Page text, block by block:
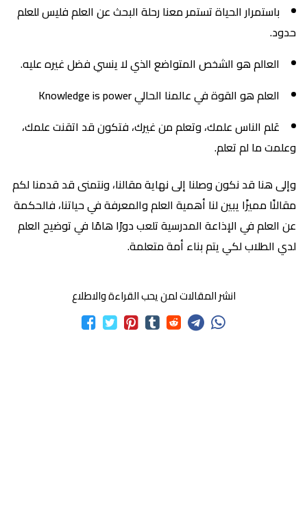
باستمرار الحياة تستمر معنا رحلة البحث عن العلم فليس للعلم
حدود.
العالم هو الشخص المتواضع الذي لا ينسي فضل غيره عليه.
العلم هو القوة في عالمنا الحالي Knowledge is power
عَلم الناس علمك، وتعلم من غيرك، فتكون قد اتقنت علمك،
وعلمت ما لم تعلم.
وإلى هنا قد نكون وصلنا إلى نهاية مقالنا، ونتمنى قد قدمنا لكم
مقالنًا مميزًا يبين لنا أهمية العلم والمعرفة في حياتنا، فالحكمة
عن العلم في الإذاعة المدرسية تلعب دورًا هامًا في توضيح العلم
لدي الطلاب لكي يتم بناء أمة متعلمة.
انشر المقالات لمن يحب القراءة والاطلاع